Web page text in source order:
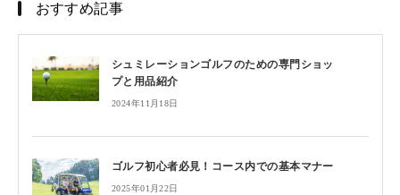
おすすめ記事
シュミレーションゴルフのための専門ショッ
プと用品紹介
2024年11月18日
ゴルフ初心者必見！コース内での基本マナー
2025年01月22日